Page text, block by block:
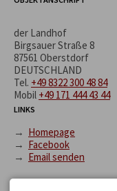
der Landhof
Birgsauer Straße 8
87561 Oberstdorf
DEUTSCHLAND
Tel. +49 8322 300 48 84
Mobil +49 171 444 43 44
LINKS
→ Homepage
→ Facebook
→ Email senden